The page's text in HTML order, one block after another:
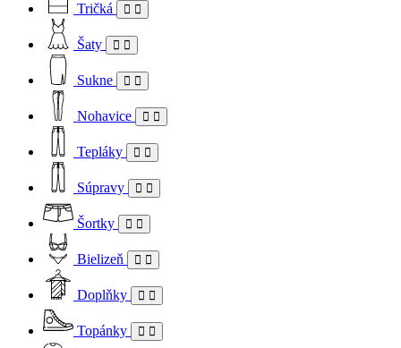
Tričká
Šaty
Sukne
Nohavice
Tepláky
Súpravy
Šortky
Bielizeň
Doplňky
Topánky